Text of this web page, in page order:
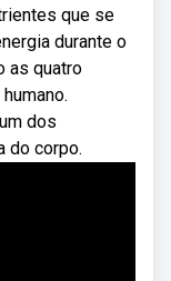
que se
durante o
as quatro
dos
do corpo.